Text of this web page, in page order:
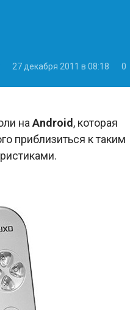
27 декабря 2011 в 08:18 0
на Android , которая
приблизиться к таким